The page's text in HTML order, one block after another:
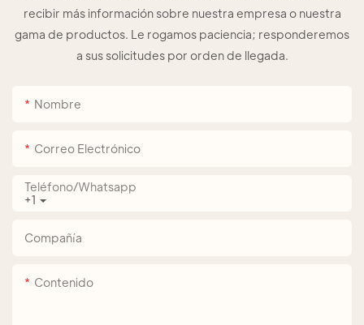
recibir más información sobre nuestra empresa o nuestra
gama de productos. Le rogamos paciencia; responderemos
a sus solicitudes por orden de llegada.
Nombre
Correo Electrónico
+1
Teléfono/whatsapp
Compañía
Contenido